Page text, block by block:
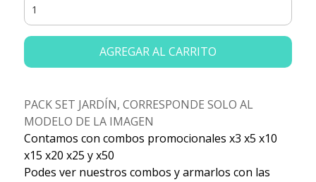
AGREGAR AL CARRITO
PACK SET JARDÍN, CORRESPONDE SOLO AL
MODELO DE LA IMAGEN
Contamos con combos promocionales x3 x5 x10
x15 x20 x25 y x50
Podes ver nuestros combos y armarlos con las